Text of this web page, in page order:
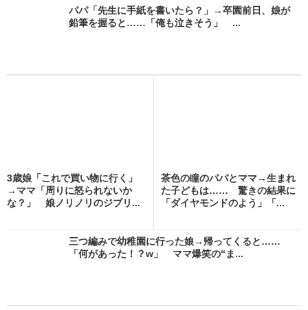
パパ「先生に手紙を書いたら？」→卒園前日、娘が
鉛筆を握ると……「俺も泣きそう」 ...
3歳娘「これで買い物に行く」
→ママ「周りに怒られないか
な？」 娘ノリノリのジブリ...
茶色の瞳のパパとママ→生まれ
た子どもは…… 驚きの結果に
「ダイヤモンドのよう」「...
三つ編みで幼稚園に行った娘→帰ってくると……
「何があった！？w」 ママ爆笑の“ま...